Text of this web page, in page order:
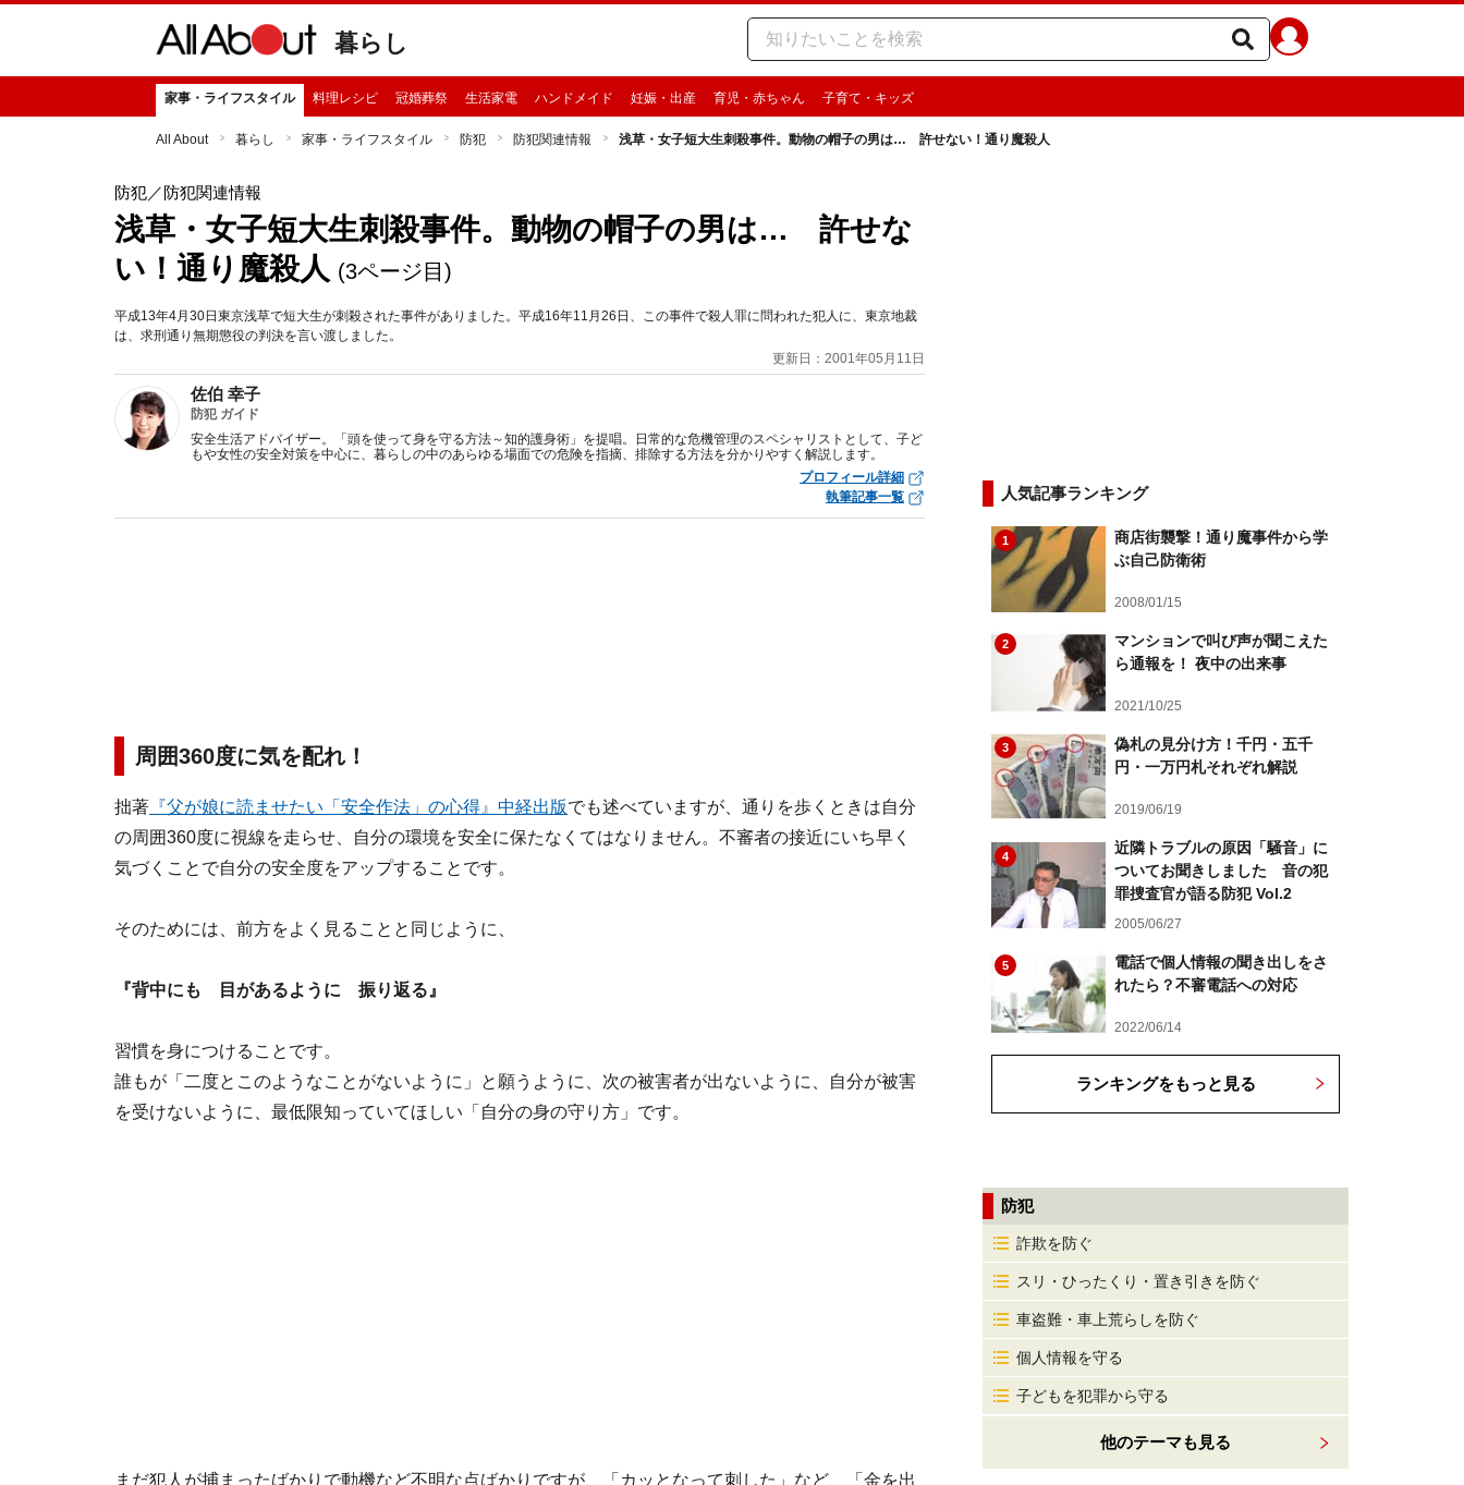
暮らし
家事・ライフスタイル 料理レシピ 冠婚葬祭 生活家電 ハンドメイド 妊娠・出産 育児・赤ちゃん 子育て・キッズ
All About 暮らし 家事・ライフスタイル 防犯 防犯関連情報 浅草・女子短大生刺殺事件。動物の帽子の男は… 許せない！通り魔殺人
防犯／防犯関連情報
浅草・女子短大生刺殺事件。動物の帽子の男は… 許せな
い！通り魔殺人 (3ページ目)
平成13年4月30日東京浅草で短大生が刺殺された事件がありました。平成16年11月26日、この事件で殺人罪に問われた犯人に、東京地裁
は、求刑通り無期懲役の判決を言い渡しました。
更新日：2001年05月11日
佐伯 幸子
防犯 ガイド
安全生活アドバイザー。「頭を使って身を守る方法～知的護身術」を提唱。日常的な危機管理のスペシャリストとして、子ど
もや女性の安全対策を中心に、暮らしの中のあらゆる場面での危険を指摘、排除する方法を分かりやすく解説します。
プロフィール詳細
執筆記事一覧
周囲360度に気を配れ！
拙著 『父が娘に読ませたい「安全作法」の心得』中経出版でも述べていますが、通りを歩くときは自分
の周囲360度に視線を走らせ、自分の環境を安全に保たなくてはなりません。不審者の接近にいち早く
気づくことで自分の安全度をアップすることです。
そのためには、前方をよく見ることと同じように、
『背中にも 目があるように 振り返る』
習慣を身につけることです。
誰もが「二度とこのようなことがないように」と願うように、次の被害者が出ないように、自分が被害
を受けないように、最低限知っていてほしい「自分の身の守り方」です。
まだ犯人が捕まったばかりで動機など不明な点ばかりですが、「カッとなって刺した」など、「金を出
人気記事ランキング
1
商店街襲撃！通り魔事件から学
ぶ自己防衛術
2008/01/15
2
マンションで叫び声が聞こえた
ら通報を！ 夜中の出来事
2021/10/25
3
偽札の見分け方！千円・五千
円・一万円札それぞれ解説
2019/06/19
4
近隣トラブルの原因「騒音」に
ついてお聞きしました 音の犯
罪捜査官が語る防犯 Vol.2
2005/06/27
5
電話で個人情報の聞き出しをさ
れたら？不審電話への対応
2022/06/14
ランキングをもっと見る
防犯
詐欺を防ぐ
スリ・ひったくり・置き引きを防ぐ
車盗難・車上荒らしを防ぐ
個人情報を守る
子どもを犯罪から守る
他のテーマも見る